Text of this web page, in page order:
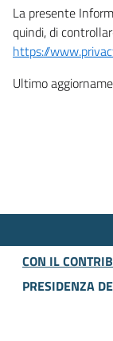
La presente
quindi, di
https://
Ultimo
CON IL
PRESIDENZA